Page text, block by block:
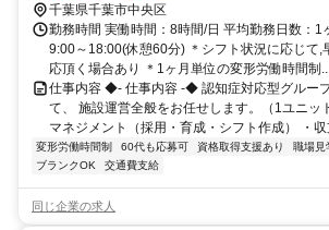
武本線 東千葉南口徒歩約10分 各線「千葉」駅
千葉県千葉市中央区
勤務時間 実働時間：8時間/日 平均勤務日数：1
9:00～18:00(休憩60分) ＊シフト状況に応じて,
応頂く場合あり ＊1ヶ月単位の変形労働時間制
仕事内容 ◆- 仕事内容 -◆ 認知症対応型グルー
て、 施設運営全般をお任せします。（1ユニッ
マネジメント（採用・育成・シフト作成） ・
変形労働時間制 60代も応募可 資格取得支援あり 職場見
ブランクOK
交通費支給
同じ企業の求人